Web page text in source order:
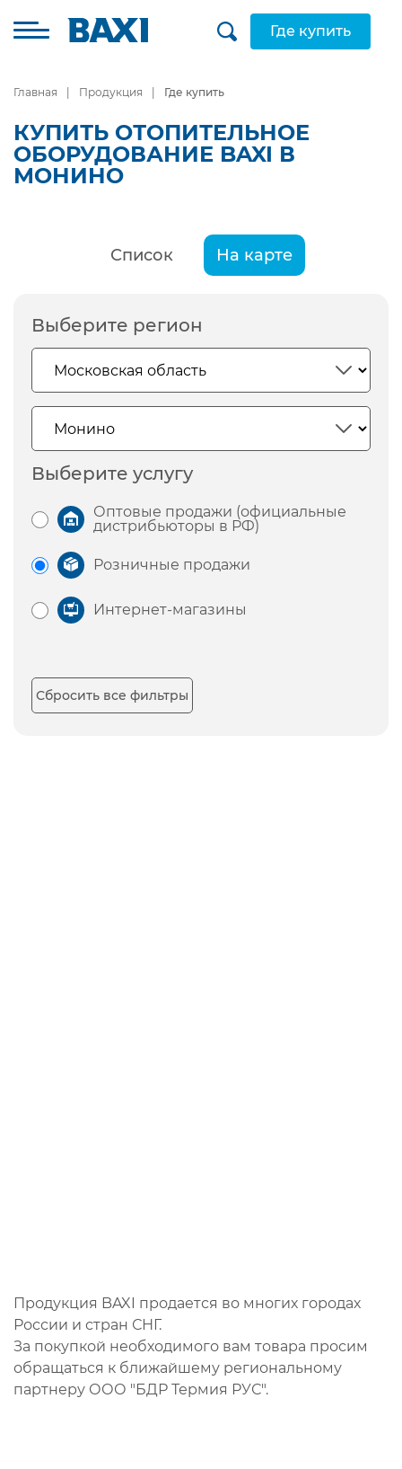
Где купить
Главная Продукция Где купить
КУПИТЬ ОТОПИТЕЛЬНОЕ
ОБОРУДОВАНИЕ BAXI В
МОНИНО
Список На карте
Выберите регион
Выберите услугу
Оптовые продажи (официальные
дистрибьюторы в РФ)
Розничные продажи
Интернет-магазины
Сбросить все фильтры
Продукция BAXI продается во многих городах
России и стран СНГ.
За покупкой необходимого вам товара просим
обращаться к ближайшему региональному
партнеру ООО "БДР Термия РУС".